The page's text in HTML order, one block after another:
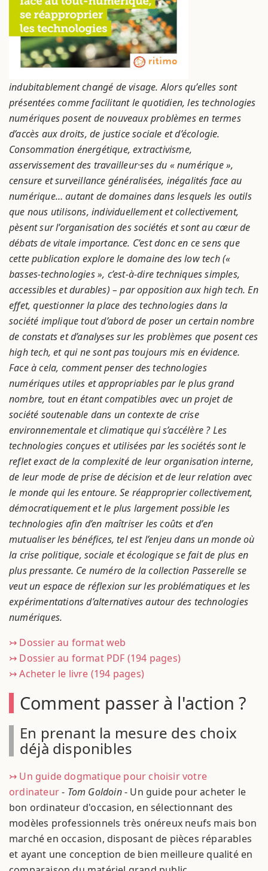
indubitablement changé de visage. Alors qu’elles sont
présentées comme facilitant le quotidien, les technologies
numériques posent de nouveaux problèmes en termes
d’accès aux droits, de justice sociale et d’écologie.
Consommation énergétique, extractivisme,
asservissement des travailleur·ses du « numérique »,
censure et surveillance généralisées, inégalités face au
numérique… autant de domaines dans lesquels les outils
que nous utilisons, individuellement et collectivement,
pèsent sur l’organisation des sociétés et sont au cœur de
débats de vitale importance. C’est donc en ce sens que
cette publication explore le domaine des low tech («
basses-technologies », c’est-à-dire techniques simples,
accessibles et durables) – par opposition aux high tech. En
effet, questionner la place des technologies dans la
société implique tout d’abord de poser un certain nombre
de constats et d’analyses sur les problèmes que posent ces
high tech, et qui ne sont pas toujours mis en évidence.
Face à cela, comment penser des technologies
numériques utiles et appropriables par le plus grand
nombre, tout en étant compatibles avec un projet de
société soutenable dans un contexte de crise
environnementale et climatique qui s’accélère ? Les
technologies conçues et utilisées par les sociétés sont le
reflet exact de la complexité de leur organisation interne,
de leur mode de prise de décision et de leur relation avec
le monde qui les entoure. Se réapproprier collectivement,
démocratiquement et le plus largement possible les
technologies afin d’en maîtriser les coûts et d’en
mutualiser les bénéfices, tel est l’enjeu dans un monde où
la crise politique, sociale et écologique se fait de plus en
plus pressante. Ce numéro de la collection Passerelle se
veut un espace de réflexion sur les problématiques et les
expérimentations d’alternatives autour des technologies
numériques.
↣ Dossier au format web
↣ Dossier au format PDF (194 pages)
↣ Acheter le livre (194 pages)
Comment passer à l'action ?
En prenant la mesure des choix
déjà disponibles
↣ Un guide dogmatique pour choisir votre
ordinateur- Tom Goldoin- Un guide pour acheter le
bon ordinateur d'occasion, en sélectionnant des
modèles professionnels très onéreux neufs mais bon
marché en occasion, disposant de pièces réparables
et ayant une conception de bien meilleure qualité en